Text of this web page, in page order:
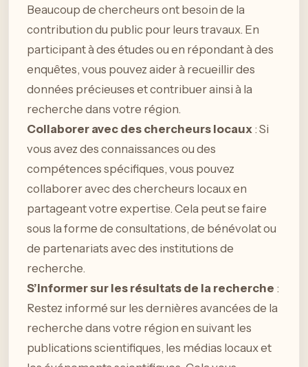
Beaucoup de chercheurs ont besoin de la
contribution du public pour leurs travaux. En
participant à des études ou en répondant à des
enquêtes, vous pouvez aider à recueillir des
données précieuses et contribuer ainsi à la
recherche dans votre région.
Collaborer avec des chercheurs locaux : Si
vous avez des connaissances ou des
compétences spécifiques, vous pouvez
collaborer avec des chercheurs locaux en
partageant votre expertise. Cela peut se faire
sous la forme de consultations, de bénévolat ou
de partenariats avec des institutions de
recherche.
S’informer sur les résultats de la recherche :
Restez informé sur les dernières avancées de la
recherche dans votre région en suivant les
publications scientifiques, les médias locaux et